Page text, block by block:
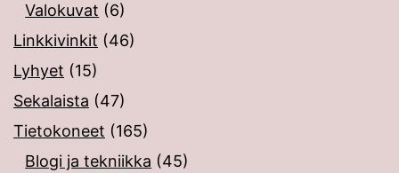
Valokuvat (6)
Linkkivinkit (46)
Lyhyet (15)
Sekalaista (47)
Tietokoneet (165)
Blogi ja tekniikka (45)